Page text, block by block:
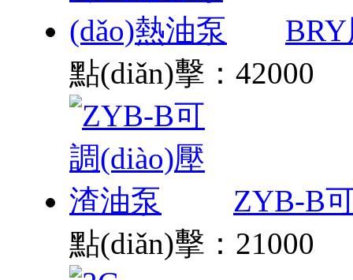
點(diǎn)擊：42000
ZYB-B
點(diǎn)擊：21000